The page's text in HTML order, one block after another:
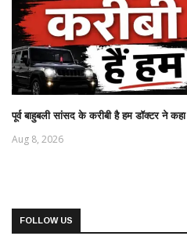
पूर्व बाहुबली सांसद के करीबी है हम डॉक्टर ने
Aug 8, 2026
FOLLOW US